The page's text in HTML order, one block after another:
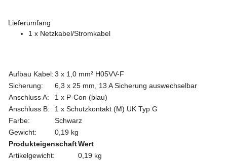
Lieferumfang
1 x Netzkabel/Stromkabel
Aufbau Kabel:3 x 1,0 mm² H05VV-F
Sicherung:
6,3 x 25 mm, 13 A Sicherung auswechselbar
Anschluss A:
1 x P-Con (blau)
Anschluss B:
1 x Schutzkontakt (M) UK Typ G
Farbe:
Schwarz
Gewicht:
0,19 kg
ProdukteigenschaftWert
Artikelgewicht:
0,19 kg